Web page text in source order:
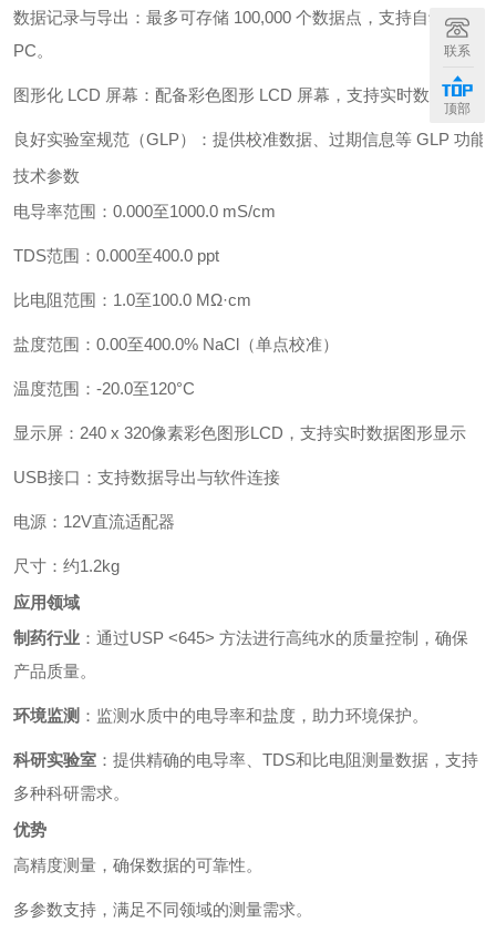
数据记录与导出：最多可存储 100,000 个数据点，支持自动、手
PC。
图形化 LCD 屏幕：配备彩色图形 LCD 屏幕，支持实时数据图形
良好实验室规范（GLP）：提供校准数据、过期信息等 GLP 功能
技术参数
电导率范围：0.000至1000.0 mS/cm
TDS范围：0.000至400.0 ppt
比电阻范围：1.0至100.0 MΩ·cm
盐度范围：0.00至400.0% NaCl（单点校准）
温度范围：-20.0至120°C
显示屏：240 x 320像素彩色图形LCD，支持实时数据图形显示
USB接口：支持数据导出与软件连接
电源：12V直流适配器
尺寸：约1.2kg
应用领域
制药行业 ：通过USP <645> 方法进行高纯水的质量控制，确保
产品质量。
环境监测 ：监测水质中的电导率和盐度，助力环境保护。
科研实验室 ：提供精确的电导率、TDS和比电阻测量数据，支持
多种科研需求。
优势
高精度测量，确保数据的可靠性。
多参数支持，满足不同领域的测量需求。
联系
顶部